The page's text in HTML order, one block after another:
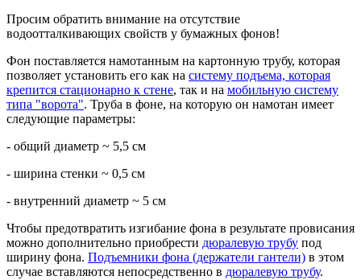
Просим обратить внимание на отсутствие
водоотталкивающих свойств у бумажных фонов!
Фон поставляется намотанным на картонную трубу, которая
позволяет установить его как на систему подъема, которая
крепится стационарно к стене, так и на мобильную систему
типа "ворота". Труба в фоне, на которую он намотан имеет
следующие параметры:
- общий диаметр ~ 5,5 см
- ширина стенки ~ 0,5 см
- внутренний диаметр ~ 5 см
Чтобы предотвратить изгибание фона в результате провисания
можно дополнительно приобрести дюралевую трубу под
ширину фона. Подъемники фона (держатели гантели) в этом
случае вставляются непосредственно в дюралевую трубу.